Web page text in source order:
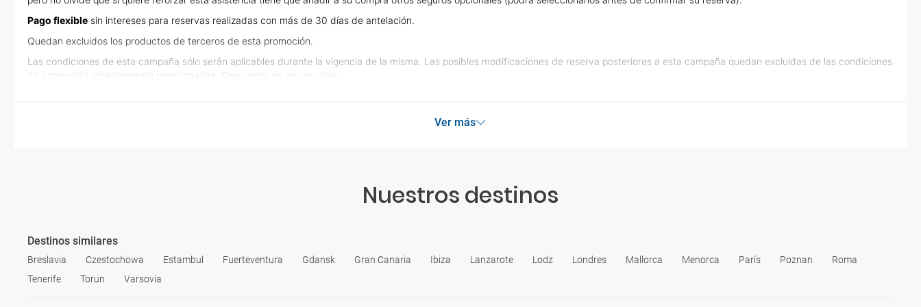
Pago flexible sin intereses para reservas realizadas con más de 30 días de antelación.
Quedan excluidos los productos de terceros de esta promoción.
Las condiciones de esta campaña sólo serán aplicables durante la vigencia de la misma. Las posibles modificaciones de reserva posteriores a esta campaña quedan excluidas de las condiciones
de promoción anteriormente mencionadas. Descuento no acumulable.
Ver más
Nuestros destinos
Destinos similares
Breslavia Czestochowa Estambul Fuerteventura Gdansk Gran Canaria Ibiza Lanzarote Lodz Londres Mallorca Menorca París Poznan
Roma
Tenerife
Torun Varsovia